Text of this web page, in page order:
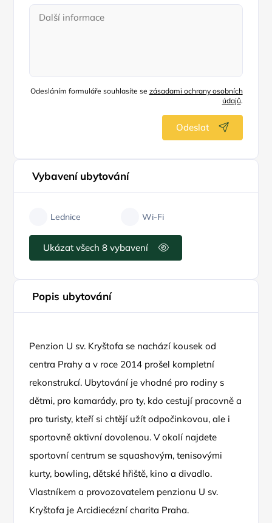
Odesláním formuláře souhlasíte se zásadami ochrany osobních
údajů.
Odeslat
Vybavení ubytování
Lednice Wi-Fi
Ukázat všech 8 vybavení
Popis ubytování
Penzion U sv. Kryštofa se nachází kousek od
centra Prahy a v roce 2014 prošel kompletní
rekonstrukcí. Ubytování je vhodné pro rodiny s
dětmi, pro kamarády, pro ty, kdo cestují pracovně a
pro turisty, kteří si chtějí užít odpočinkovou, ale i
sportovně aktivní dovolenou. V okolí najdete
sportovní centrum se squashovým, tenisovými
kurty, bowling, dětské hřiště, kino a divadlo.
Vlastníkem a provozovatelem penzionu U sv.
Kryštofa je Arcidiecézní charita Praha.